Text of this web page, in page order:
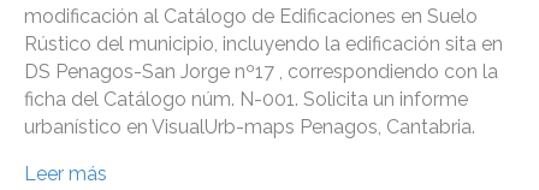
modificación al Catálogo de Edificaciones en Suelo
Rústico del municipio, incluyendo la edificación sita en
DS Penagos-San Jorge nº17 , correspondiendo con la
ficha del Catálogo núm. N-001. Solicita un informe
urbanístico en VisualUrb-maps Penagos, Cantabria.
Leer más